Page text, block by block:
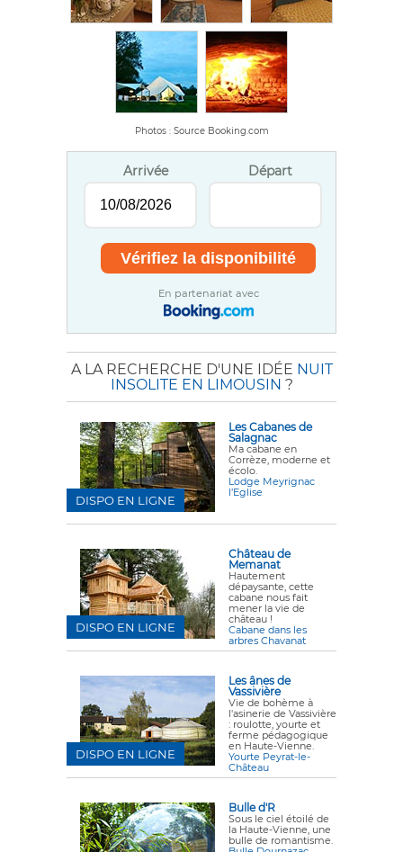
Photos : Source Booking.com
Arrivée Départ
En partenariat avec
A LA RECHERCHE D'UNE IDÉE NUIT
INSOLITE EN LIMOUSIN ?
Les Cabanes de
Salagnac
Ma cabane en
Corrèze, moderne et
écolo.
Lodge Meyrignac
l’Eglise
DISPO EN LIGNE
Château de
Memanat
Hautement
dépaysante, cette
cabane nous fait
mener la vie de
château !
Cabane dans les
arbres Chavanat
DISPO EN LIGNE
Les ânes de
Vassivière
Vie de bohème à
l'asinerie de Vassivière
: roulotte, yourte et
ferme pédagogique
en Haute-Vienne.
Yourte Peyrat-le-
Château
DISPO EN LIGNE
Bulle d'R
Sous le ciel étoilé de
la Haute-Vienne, une
bulle de romantisme.